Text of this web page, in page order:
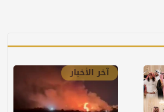
آخر الأخبار